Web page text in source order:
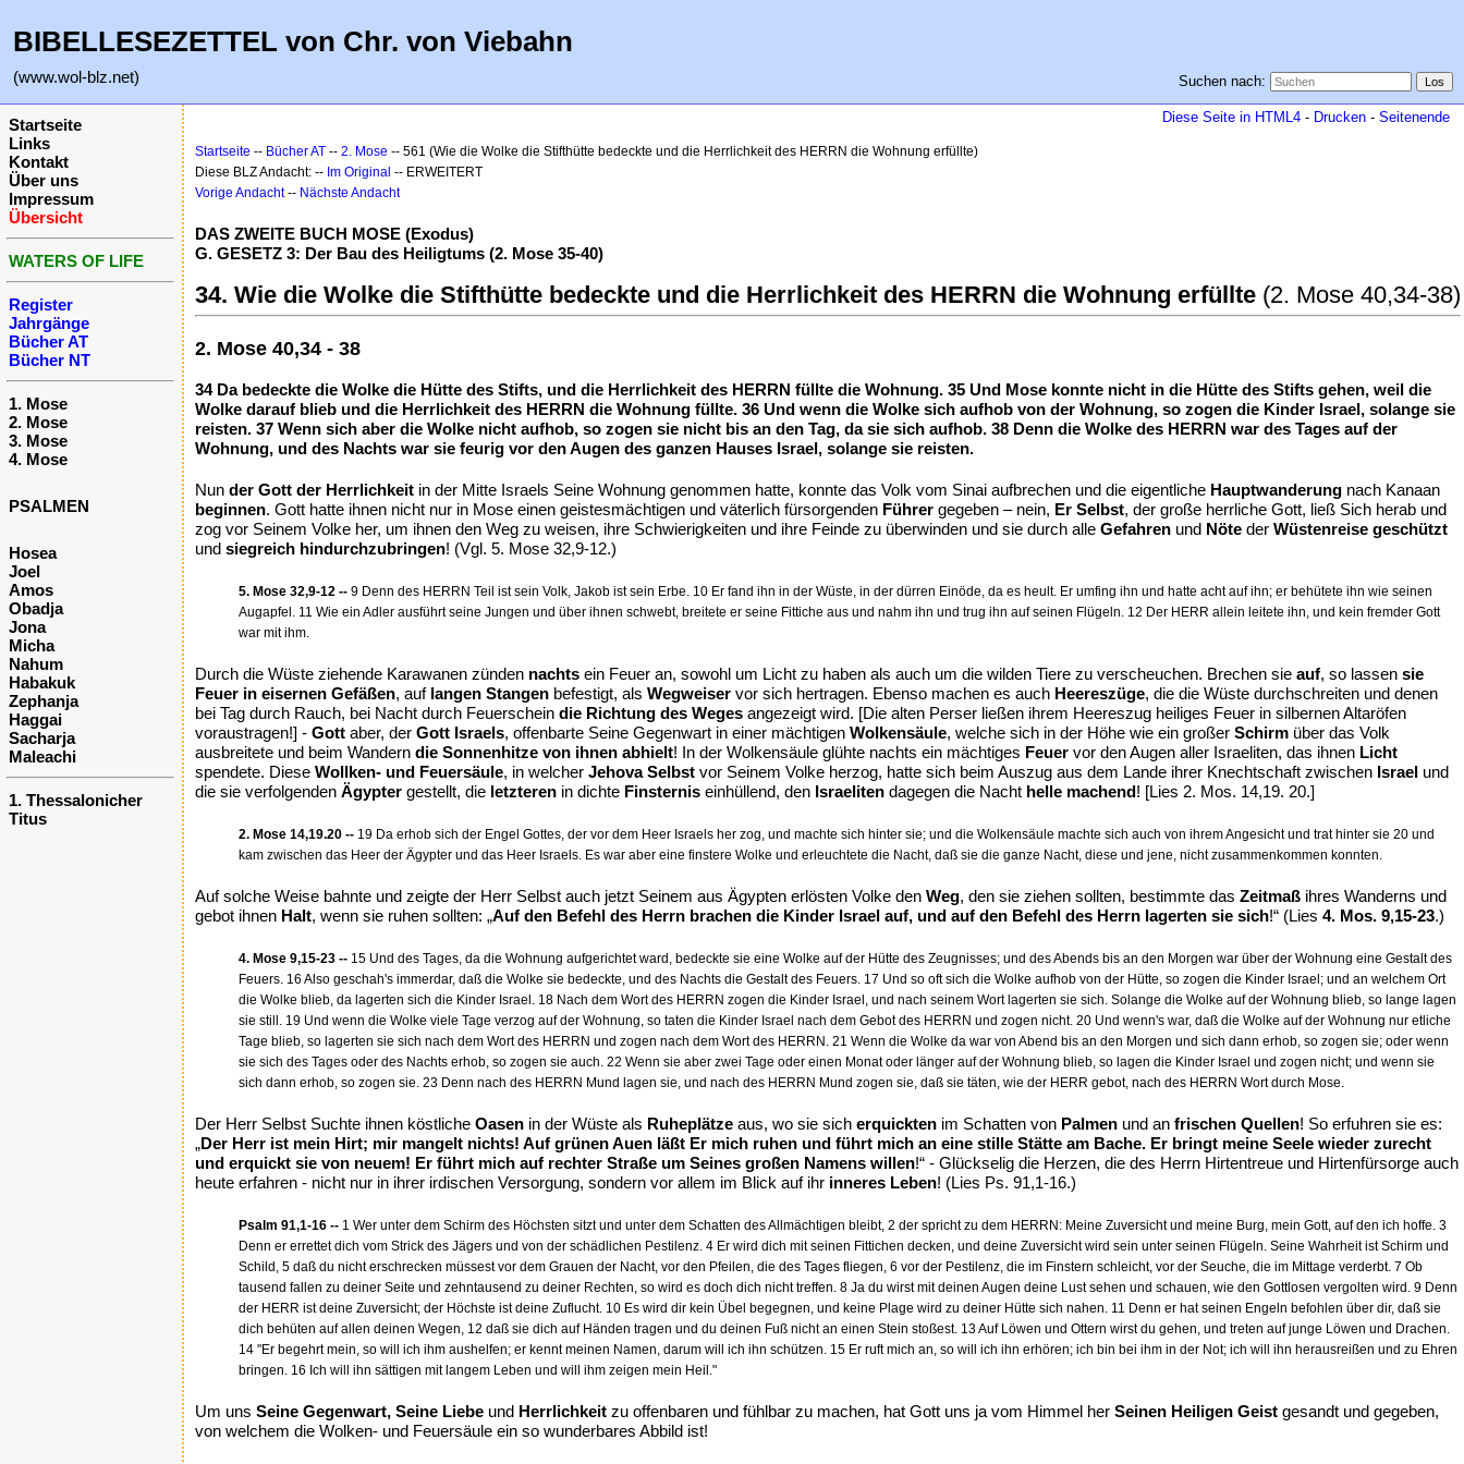
BIBELLESEZETTEL von Chr. von Viebahn
(www.wol-blz.net) Suchen nach:
Startseite
Links
Kontakt
Über uns
Impressum
Übersicht
WATERS OF LIFE
Register
Jahrgänge
Bücher AT
Bücher NT
1. Mose
2. Mose
3. Mose
4. Mose
PSALMEN
Hosea
Joel
Amos
Obadja
Jona
Micha
Nahum
Habakuk
Zephanja
Haggai
Sacharja
Maleachi
1. Thessalonicher
Titus
Diese Seite in HTML4 - Drucken - Seitenende
Startseite -- Bücher AT -- 2. Mose -- 561 (Wie die Wolke die Stifthütte bedeckte und die Herrlichkeit des HERRN die Wohnung erfüllte)
Diese BLZ Andacht: -- Im Original -- ERWEITERT
Vorige Andacht-- Nächste Andacht
DAS ZWEITE BUCH MOSE (Exodus)
G. GESETZ 3: Der Bau des Heiligtums (2. Mose 35-40)
34. Wie die Wolke die Stifthütte bedeckte und die Herrlichkeit des HERRN die Wohnung erfüllte (2. Mose 40,34-38)
2. Mose 40,34 - 38
34 Da bedeckte die Wolke die Hütte des Stifts, und die Herrlichkeit des HERRN füllte die Wohnung. 35 Und Mose konnte nicht in die Hütte des Stifts gehen, weil die
Wolke darauf blieb und die Herrlichkeit des HERRN die Wohnung füllte. 36 Und wenn die Wolke sich aufhob von der Wohnung, so zogen die Kinder Israel, solange sie
reisten. 37 Wenn sich aber die Wolke nicht aufhob, so zogen sie nicht bis an den Tag, da sie sich aufhob. 38 Denn die Wolke des HERRN war des Tages auf der
Wohnung, und des Nachts war sie feurig vor den Augen des ganzen Hauses Israel, solange sie reisten.
Nun der Gott der Herrlichkeit in der Mitte Israels Seine Wohnung genommen hatte, konnte das Volk vom Sinai aufbrechen und die eigentliche Hauptwanderung nach Kanaan
beginnen. Gott hatte ihnen nicht nur in Mose einen geistesmächtigen und väterlich fürsorgenden Führer gegeben – nein, Er Selbst, der große herrliche Gott, ließ Sich herab und
zog vor Seinem Volke her, um ihnen den Weg zu weisen, ihre Schwierigkeiten und ihre Feinde zu überwinden und sie durch alle Gefahren und Nöte der Wüstenreise geschützt
und siegreich hindurchzubringen! (Vgl. 5. Mose 32,9-12.)
5. Mose 32,9-12 -- 9 Denn des HERRN Teil ist sein Volk, Jakob ist sein Erbe. 10 Er fand ihn in der Wüste, in der dürren Einöde, da es heult. Er umfing ihn und hatte acht auf ihn; er behütete ihn wie seinen
Augapfel. 11 Wie ein Adler ausführt seine Jungen und über ihnen schwebt, breitete er seine Fittiche aus und nahm ihn und trug ihn auf seinen Flügeln. 12 Der HERR allein leitete ihn, und kein fremder Gott
war mit ihm.
Durch die Wüste ziehende Karawanen zünden nachts ein Feuer an, sowohl um Licht zu haben als auch um die wilden Tiere zu verscheuchen. Brechen sie auf, so lassen sie
Feuer in eisernen Gefäßen, auf langen Stangen befestigt, als Wegweiser vor sich hertragen. Ebenso machen es auch Heereszüge, die die Wüste durchschreiten und denen
bei Tag durch Rauch, bei Nacht durch Feuerschein die Richtung des Weges angezeigt wird. [Die alten Perser ließen ihrem Heereszug heiliges Feuer in silbernen Altaröfen
voraustragen!] - Gott aber, der Gott Israels, offenbarte Seine Gegenwart in einer mächtigen Wolkensäule, welche sich in der Höhe wie ein großer Schirm über das Volk
ausbreitete und beim Wandern die Sonnenhitze von ihnen abhielt! In der Wolkensäule glühte nachts ein mächtiges Feuer vor den Augen aller Israeliten, das ihnen Licht
spendete. Diese Wollken- und Feuersäule, in welcher Jehova Selbst vor Seinem Volke herzog, hatte sich beim Auszug aus dem Lande ihrer Knechtschaft zwischen Israel und
die sie verfolgenden Ägypter gestellt, die letzteren in dichte Finsternis einhüllend, den Israeliten dagegen die Nacht helle machend! [Lies 2. Mos. 14,19. 20.]
2. Mose 14,19.20 -- 19 Da erhob sich der Engel Gottes, der vor dem Heer Israels her zog, und machte sich hinter sie; und die Wolkensäule machte sich auch von ihrem Angesicht und trat hinter sie 20 und
kam zwischen das Heer der Ägypter und das Heer Israels. Es war aber eine finstere Wolke und erleuchtete die Nacht, daß sie die ganze Nacht, diese und jene, nicht zusammenkommen konnten.
Auf solche Weise bahnte und zeigte der Herr Selbst auch jetzt Seinem aus Ägypten erlösten Volke den Weg, den sie ziehen sollten, bestimmte das Zeitmaß ihres Wanderns und
gebot ihnen Halt, wenn sie ruhen sollten: „Auf den Befehl des Herrn brachen die Kinder Israel auf, und auf den Befehl des Herrn lagerten sie sich!“ (Lies 4. Mos. 9,15-23.)
4. Mose 9,15-23 -- 15 Und des Tages, da die Wohnung aufgerichtet ward, bedeckte sie eine Wolke auf der Hütte des Zeugnisses; und des Abends bis an den Morgen war über der Wohnung eine Gestalt des
Feuers. 16 Also geschah's immerdar, daß die Wolke sie bedeckte, und des Nachts die Gestalt des Feuers. 17 Und so oft sich die Wolke aufhob von der Hütte, so zogen die Kinder Israel; und an welchem Ort
die Wolke blieb, da lagerten sich die Kinder Israel. 18 Nach dem Wort des HERRN zogen die Kinder Israel, und nach seinem Wort lagerten sie sich. Solange die Wolke auf der Wohnung blieb, so lange lagen
sie still. 19 Und wenn die Wolke viele Tage verzog auf der Wohnung, so taten die Kinder Israel nach dem Gebot des HERRN und zogen nicht. 20 Und wenn's war, daß die Wolke auf der Wohnung nur etliche
Tage blieb, so lagerten sie sich nach dem Wort des HERRN und zogen nach dem Wort des HERRN. 21 Wenn die Wolke da war von Abend bis an den Morgen und sich dann erhob, so zogen sie; oder wenn
sie sich des Tages oder des Nachts erhob, so zogen sie auch. 22 Wenn sie aber zwei Tage oder einen Monat oder länger auf der Wohnung blieb, so lagen die Kinder Israel und zogen nicht; und wenn sie
sich dann erhob, so zogen sie. 23 Denn nach des HERRN Mund lagen sie, und nach des HERRN Mund zogen sie, daß sie täten, wie der HERR gebot, nach des HERRN Wort durch Mose.
Der Herr Selbst Suchte ihnen köstliche Oasen in der Wüste als Ruheplätze aus, wo sie sich erquickten im Schatten von Palmen und an frischen Quellen! So erfuhren sie es:
„Der Herr ist mein Hirt; mir mangelt nichts! Auf grünen Auen läßt Er mich ruhen und führt mich an eine stille Stätte am Bache. Er bringt meine Seele wieder zurecht
und erquickt sie von neuem! Er führt mich auf rechter Straße um Seines großen Namens willen!“ - Glückselig die Herzen, die des Herrn Hirtentreue und Hirtenfürsorge auch
heute erfahren - nicht nur in ihrer irdischen Versorgung, sondern vor allem im Blick auf ihr inneres Leben! (Lies Ps. 91,1-16.)
Psalm 91,1-16 -- 1 Wer unter dem Schirm des Höchsten sitzt und unter dem Schatten des Allmächtigen bleibt, 2 der spricht zu dem HERRN: Meine Zuversicht und meine Burg, mein Gott, auf den ich hoffe. 3
Denn er errettet dich vom Strick des Jägers und von der schädlichen Pestilenz. 4 Er wird dich mit seinen Fittichen decken, und deine Zuversicht wird sein unter seinen Flügeln. Seine Wahrheit ist Schirm und
Schild, 5 daß du nicht erschrecken müssest vor dem Grauen der Nacht, vor den Pfeilen, die des Tages fliegen, 6 vor der Pestilenz, die im Finstern schleicht, vor der Seuche, die im Mittage verderbt. 7 Ob
tausend fallen zu deiner Seite und zehntausend zu deiner Rechten, so wird es doch dich nicht treffen. 8 Ja du wirst mit deinen Augen deine Lust sehen und schauen, wie den Gottlosen vergolten wird. 9 Denn
der HERR ist deine Zuversicht; der Höchste ist deine Zuflucht. 10 Es wird dir kein Übel begegnen, und keine Plage wird zu deiner Hütte sich nahen. 11 Denn er hat seinen Engeln befohlen über dir, daß sie
dich behüten auf allen deinen Wegen, 12 daß sie dich auf Händen tragen und du deinen Fuß nicht an einen Stein stoßest. 13 Auf Löwen und Ottern wirst du gehen, und treten auf junge Löwen und Drachen.
14 "Er begehrt mein, so will ich ihm aushelfen; er kennt meinen Namen, darum will ich ihn schützen. 15 Er ruft mich an, so will ich ihn erhören; ich bin bei ihm in der Not; ich will ihn herausreißen und zu Ehren
bringen. 16 Ich will ihn sättigen mit langem Leben und will ihm zeigen mein Heil."
Um uns Seine Gegenwart, Seine Liebe und Herrlichkeit zu offenbaren und fühlbar zu machen, hat Gott uns ja vom Himmel her Seinen Heiligen Geist gesandt und gegeben,
von welchem die Wolken- und Feuersäule ein so wunderbares Abbild ist!